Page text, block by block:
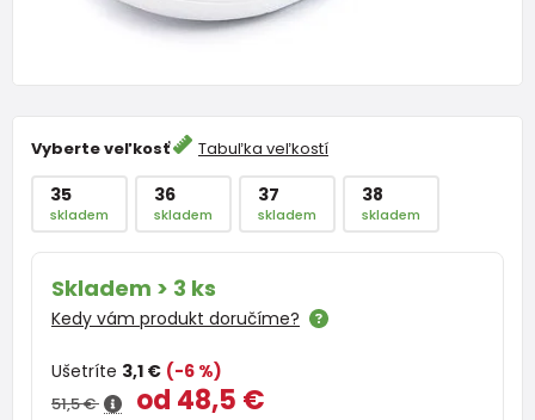
Vyberte veľkosť Tabuľka veľkostí
35
skladem
36
skladem
37
skladem
38
skladem
Skladem > 3 ks
Kedy vám produkt doručíme?
Ušetríte 3,1 € (-6 %)
51,5 € od 48,5 €